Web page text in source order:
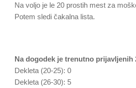
Na voljo je le 20 prostih mest za
Potem sledi čakalna lista.
Na dogodek je trenutno prijavljenih
Dekleta (20-25): 0
Dekleta (26-30): 5